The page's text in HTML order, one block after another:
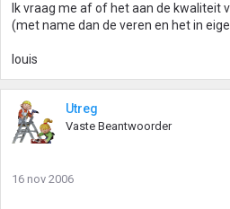
Ik vraag me af of het aan de kwaliteit
(met name dan de veren en het in
louis
Utreg
Vaste Beantwoorder
16 nov 2006